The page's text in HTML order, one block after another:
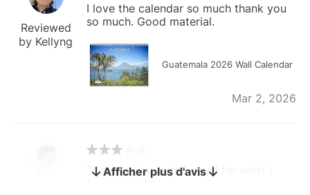
Reviewed
by Kellyng
I love the calendar so much thank you
so much. Good material.
Guatemala 2026 Wall Calendar
Mar 2, 2026
The calendar is too small for what I
bought it for
Afficher plus d'avis